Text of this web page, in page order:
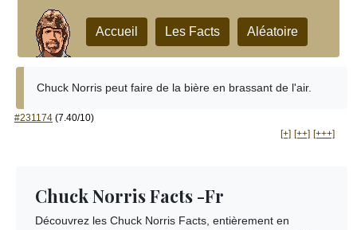
Accueil Les Facts Aléatoire
Chuck Norris peut faire de la bière en brassant de l'air.
#231174 (7.40/10)
[+] [++] [+++]
Chuck Norris Facts -Fr
Découvrez les Chuck Norris Facts, entièrement en